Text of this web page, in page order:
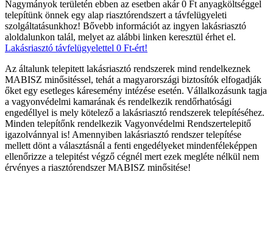
Nagymányok területén ebben az esetben akár 0 Ft anyagköltséggel
telepítünk önnek egy alap riasztórendszert a távfelügyeleti
szolgáltatásunkhoz! Bővebb információt az ingyen lakásriasztó
aloldalunkon talál, melyet az alábbi linken keresztül érhet el.
Lakásriasztó távfelügyelettel 0 Ft-ért!
Az általunk telepitett lakásriasztó rendszerek mind rendelkeznek
MABISZ minősitéssel, tehát a magyarországi biztosítók elfogadják
őket egy esetleges káresemény intézése esetén. Vállalkozásunk tagja
a vagyonvédelmi kamarának és rendelkezik rendőrhatósági
engedéllyel is mely kötelező a lakásriasztó rendszerek telepítéséhez.
Minden telepítőnk rendelkezik Vagyonvédelmi Rendszertelepitő
igazolvánnyal is! Amennyiben lakásriasztó rendszer telepítése
mellett dönt a választásnál a fenti engedélyeket mindenféleképpen
ellenőrizze a telepitést végző cégnél mert ezek megléte nélkül nem
érvényes a riasztórendszer MABISZ minősitése!